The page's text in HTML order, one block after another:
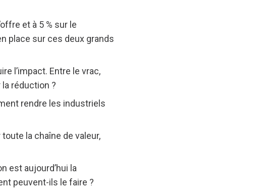
et à 5 % sur le
place sur ces deux grands
l’impact. Entre le vrac,
réduction ?
rendre les industriels
la chaîne de valeur,
est aujourd’hui la
peuvent-ils le faire ?